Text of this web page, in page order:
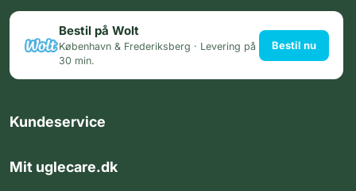
Bestil på Wolt
København & Frederiksberg · Levering på
30 min.
Bestil nu
Kundeservice
Mit uglecare.dk